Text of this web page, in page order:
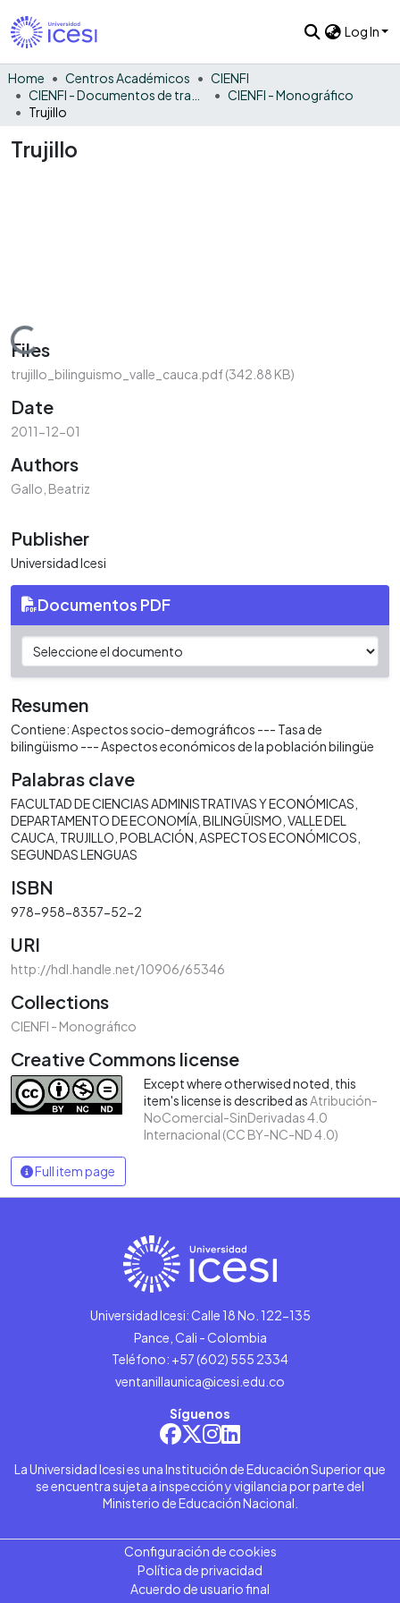
Log In
Home Centros Académicos
CIENFI
CIENFI - Monográfico
Trujillo
Trujillo
Loading...
Files
trujillo_bilinguismo_valle_cauca.pdf(342.88 KB)
Date
2011-12-01
Authors
Gallo, Beatriz
Publisher
Universidad Icesi
Documentos PDF
Resumen
Contiene: Aspectos socio-demográficos --- Tasa de
bilingüismo --- Aspectos económicos de la población bilingüe
Palabras clave
FACULTAD DE CIENCIAS ADMINISTRATIVAS Y ECONÓMICAS
DEPARTAMENTO DE ECONOMÍA BILINGÜISMO VALLE DEL
CAUCA TRUJILLO POBLACIÓN ASPECTOS ECONÓMICOS
SEGUNDAS LENGUAS
ISBN
978-958-8357-52-2
URI
http://hdl.handle.net/10906/65346
Collections
CIENFI - Monográfico
Creative Commons license
Except where otherwised noted, this
item's license is described asAtribución-
NoComercial-SinDerivadas 4.0
Internacional (CC BY-NC-ND 4.0)
Full item page
Universidad Icesi: Calle 18 No. 122-135
Pance, Cali - Colombia
Teléfono: +57 (602) 555 2334
ventanillaunica@icesi.edu.co
Síguenos
La Universidad Icesi es una Institución de Educación Superior que
se encuentra sujeta a inspección y vigilancia por parte del
Ministerio de Educación Nacional.
Configuración de cookies
Política de privacidad
Acuerdo de usuario final